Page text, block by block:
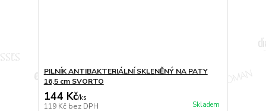
PILNÍK ANTIBAKTERIÁLNÍ SKLENĚNÝ NA PATY
16,5 cm SVORTO
144 Kč/ks
119 Kč bez DPH Skladem